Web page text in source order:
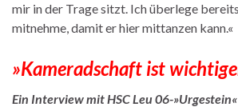
mir in der Trage sitzt. Ich überlege
mitnehme, damit er hier mittanzen kann.«
»Kameradschaft ist
Ein Interview mit HSC Leu 06-